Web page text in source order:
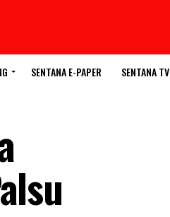
SENTANA E-PAPER SENTANA TV